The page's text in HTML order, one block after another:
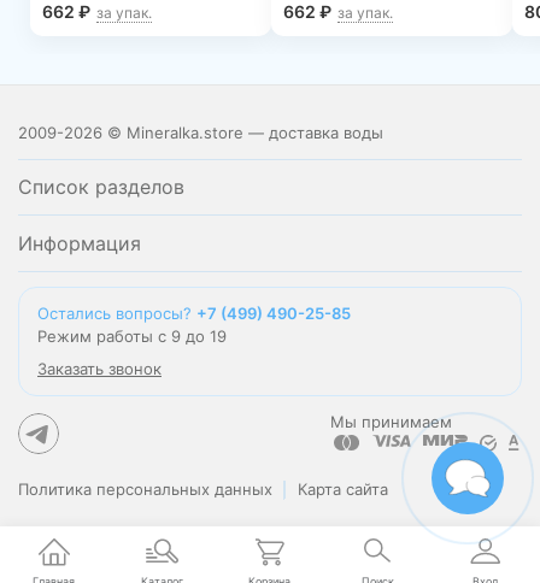
662 ₽ за упак. 662 ₽ за упак.
2009-2026 © Mineralka.store — доставка воды
Список разделов
Информация
Остались вопросы? +7 (499) 490-25-85
Режим работы с 9 до 19
Заказать звонок
Мы принимаем
Политика персональных данных Карта сайта